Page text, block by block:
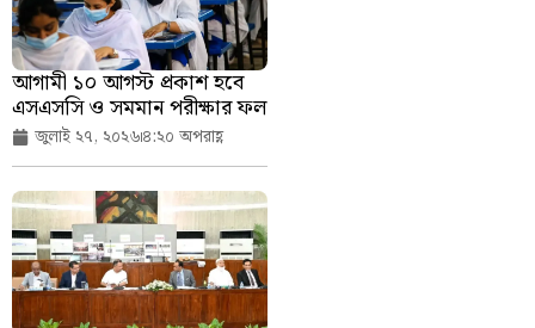
আগামী ১০ আগস্ট প্রকাশ হবে
এসএসসি ও সমমান পরীক্ষার ফল
জুলাই ২৭, ২০২৬৪:২০ অপরাহ্ণ